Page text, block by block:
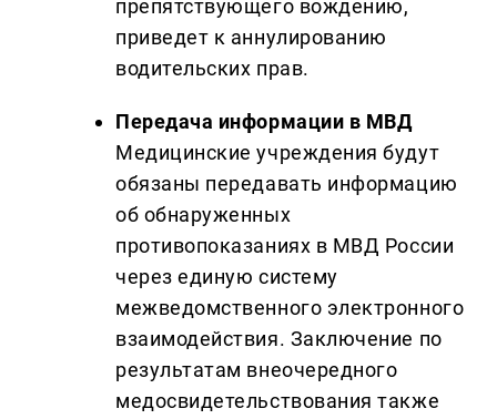
препятствующего вождению,
приведет к аннулированию
водительских прав.
Передача информации в МВД
Медицинские учреждения будут
обязаны передавать информацию
об обнаруженных
противопоказаниях в МВД России
через единую систему
межведомственного электронного
взаимодействия. Заключение по
результатам внеочередного
медосвидетельствования также